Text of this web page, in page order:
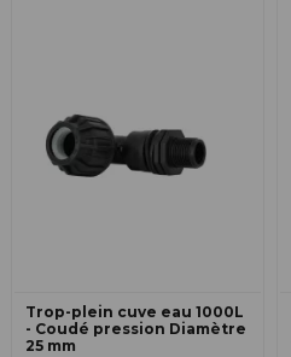
Trop-plein cuve eau 1000L
- Coudé pression Diamètre
25 mm